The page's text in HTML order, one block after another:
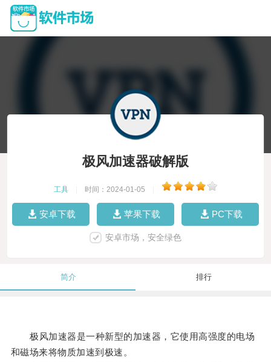
极风加速器破解版
工具 时间：2024-01-05
安卓下载 苹果下载 PC下载
安卓市场，安全绿色
简介 排行
极风加速器是一种新型的加速器，它使用高强度的电场
和磁场来将物质加速到极速。